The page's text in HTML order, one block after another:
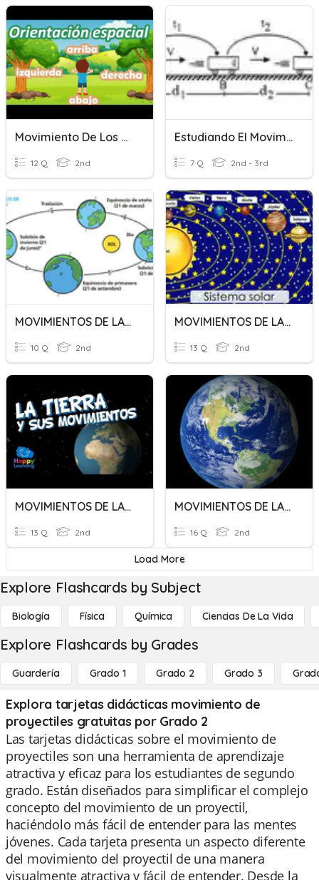
Movimiento De Los Objetos
12 Q 2nd
Estudiando El Movimiento
7 Q 2nd - 3rd
MOVIMIENTOS DE LA TIERRA
10 Q 2nd
MOVIMIENTOS DE LA TIERRA
13 Q 2nd
MOVIMIENTOS DE LA TIERRA
13 Q 2nd
MOVIMIENTOS DE LA TIERRA
16 Q 2nd
Load More
Explore Flashcards by Subject
Biología Física Química Ciencias De La Vida
Explore Flashcards by Grades
Guardería Grado 1 Grado 2 Grado 3
Explora tarjetas didácticas movimiento de
proyectiles gratuitas por Grado 2
Las tarjetas didácticas sobre el movimiento de
proyectiles son una herramienta de aprendizaje
atractiva y eficaz para los estudiantes de segundo
grado. Están diseñados para simplificar el complejo
concepto del movimiento de un proyectil,
haciéndolo más fácil de entender para las mentes
jóvenes. Cada tarjeta presenta un aspecto diferente
del movimiento del proyectil de una manera
visualmente atractiva y fácil de entender. Desde la